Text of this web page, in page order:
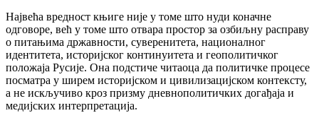
Највећа вредност књиге није у томе што нуди коначне
одговоре, већ у томе што отвара простор за озбиљну расправу
о питањима државности, суверенитета, националног
идентитета, историјског континуитета и геополитичког
положаја Русије. Она подстиче читаоца да политичке процесе
посматра у ширем историјском и цивилизацијском контексту,
а не искључиво кроз призму дневнополитичких догађаја и
медијских интерпретација.